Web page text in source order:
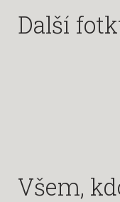
Další
Všem,